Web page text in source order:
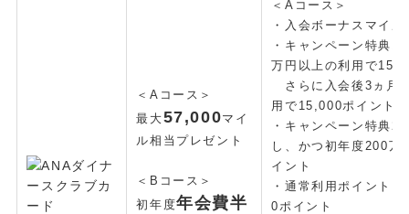
＜Aコース＞
最大57,000マイ
ル相当プレゼント
＜Bコース＞
初年度年会費半
＜Aコース＞
・入会ボーナスマイ
・キャンペーン特典1
万円以上の利用で
さらに入会後3ヵ月
用で15,000ポイント
・キャンペーン特典2
し、かつ初年度200万
イント
・通常利用ポイント
0ポイント